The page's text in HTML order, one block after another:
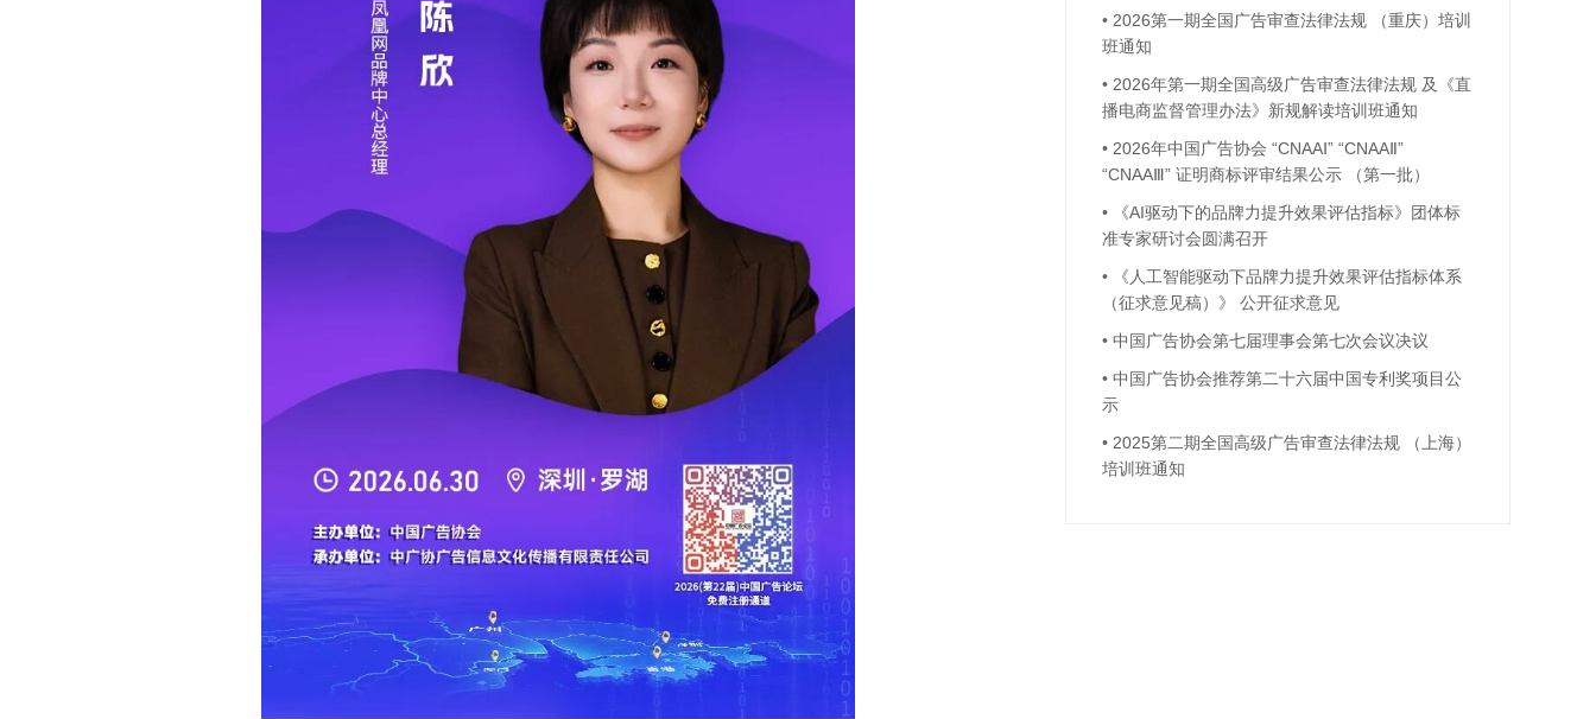
• 2026第一期全国广告审查法律法规 （重庆）培训
班通知
• 2026年第一期全国高级广告审查法律法规 及《直
播电商监督管理办法》新规解读培训班通知
• 2026年中国广告协会 “CNAAⅠ” “CNAAⅡ”
“CNAAⅢ” 证明商标评审结果公示 （第一批）
•
《AI驱动下的品牌力提升效果评估指标》团体标
准专家研讨会圆满召开
•
《人工智能驱动下品牌力提升效果评估指标体系
（征求意见稿）》 公开征求意见
• 中国广告协会第七届理事会第七次会议决议
• 中国广告协会推荐第二十六届中国专利奖项目公
示
• 2025第二期全国高级广告审查法律法规 （上海）
培训班通知